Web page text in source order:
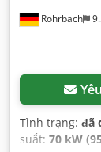
Rohrbach
Tình trạng: đã
suất: 70 kW